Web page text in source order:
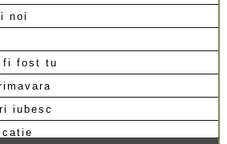
noi
fi fost tu
iubesc